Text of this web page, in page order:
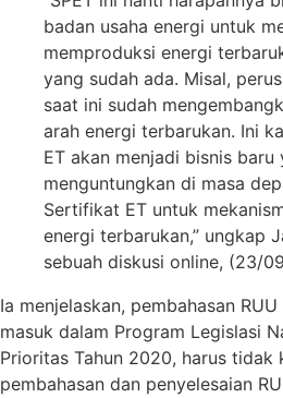
badan usaha energi untuk
memproduksi energi
yang sudah ada. Misal,
saat ini sudah
arah energi terbarukan. Ini
ET akan menjadi bisnis baru
menguntungkan di masa
Sertifikat ET untuk
energi terbarukan,” ungkap
sebuah diskusi online, (23/
Ia menjelaskan, pembahasan
masuk dalam Program Legislasi
Prioritas Tahun 2020, harus tidak
pembahasan dan penyelesaian